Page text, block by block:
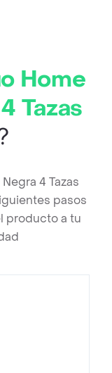
Home
Tazas
4 Tazas
pasos
producto a tu